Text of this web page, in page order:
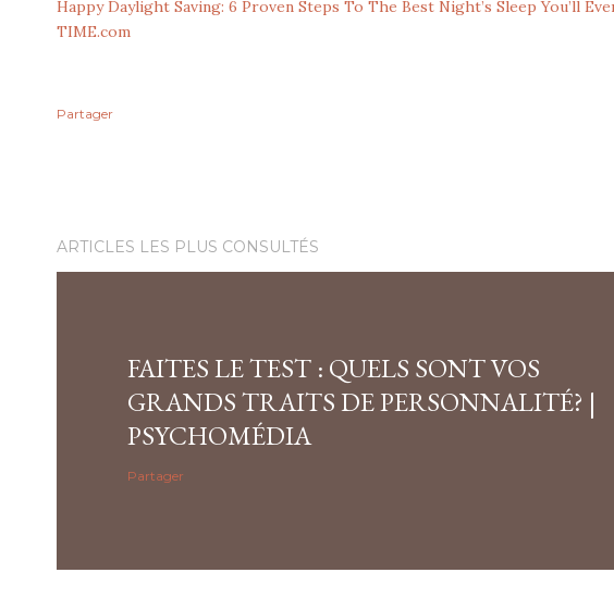
Happy Daylight Saving: 6 Proven Steps To The Best Night’s Sleep You’ll
TIME.com
Partager
ARTICLES LES PLUS CONSULTÉS
FAITES LE TEST : QUELS SONT VOS
GRANDS TRAITS DE PERSONNALITÉ? |
PSYCHOMÉDIA
Partager